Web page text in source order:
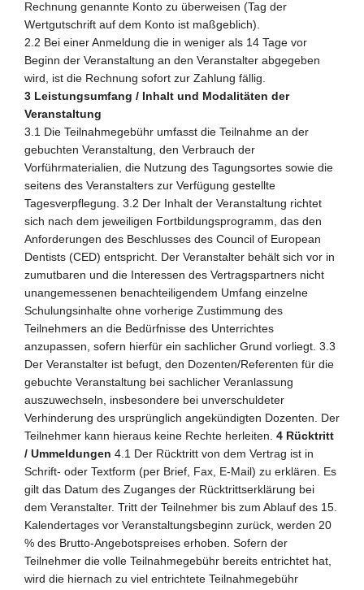
Rechnung genannte Konto zu überweisen (Tag der
Wertgutschrift auf dem Konto ist maßgeblich).
2.2 Bei einer Anmeldung die in weniger als 14 Tage vor
Beginn der Veranstaltung an den Veranstalter abgegeben
wird, ist die Rechnung sofort zur Zahlung fällig.
3 Leistungsumfang / Inhalt und Modalitäten der
Veranstaltung
3.1 Die Teilnahmegebühr umfasst die Teilnahme an der
gebuchten Veranstaltung, den Verbrauch der
Vorführmaterialien, die Nutzung des Tagungsortes sowie die
seitens des Veranstalters zur Verfügung gestellte
Tagesverpflegung. 3.2 Der Inhalt der Veranstaltung richtet
sich nach dem jeweiligen Fortbildungsprogramm, das den
Anforderungen des Beschlusses des Council of European
Dentists (CED) entspricht. Der Veranstalter behält sich vor in
zumutbaren und die Interessen des Vertragspartners nicht
unangemessenen benachteiligendem Umfang einzelne
Schulungsinhalte ohne vorherige Zustimmung des
Teilnehmers an die Bedürfnisse des Unterrichtes
anzupassen, sofern hierfür ein sachlicher Grund vorliegt. 3.3
Der Veranstalter ist befugt, den Dozenten/Referenten für die
gebuchte Veranstaltung bei sachlicher Veranlassung
auszuwechseln, insbesondere bei unverschuldeter
Verhinderung des ursprünglich angekündigten Dozenten. Der
Teilnehmer kann hieraus keine Rechte herleiten. 4 Rücktritt
/ Ummeldungen 4.1 Der Rücktritt von dem Vertrag ist in
Schrift- oder Textform (per Brief, Fax, E-Mail) zu erklären. Es
gilt das Datum des Zuganges der Rücktrittserklärung bei
dem Veranstalter. Tritt der Teilnehmer bis zum Ablauf des 15.
Kalendertages vor Veranstaltungsbeginn zurück, werden 20
% des Brutto-Angebotspreises erhoben. Sofern der
Teilnehmer die volle Teilnahmegebühr bereits entrichtet hat,
wird die hiernach zu viel entrichtete Teilnahmegebühr